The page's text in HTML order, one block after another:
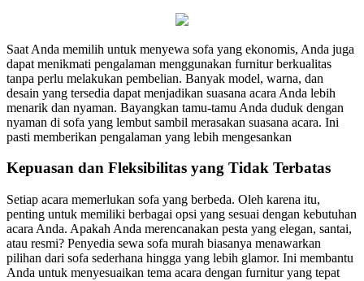
Saat Anda memilih untuk menyewa sofa yang ekonomis, Anda juga
dapat menikmati pengalaman menggunakan furnitur berkualitas
tanpa perlu melakukan pembelian. Banyak model, warna, dan
desain yang tersedia dapat menjadikan suasana acara Anda lebih
menarik dan nyaman. Bayangkan tamu-tamu Anda duduk dengan
nyaman di sofa yang lembut sambil merasakan suasana acara. Ini
pasti memberikan pengalaman yang lebih mengesankan
Kepuasan dan Fleksibilitas yang Tidak Terbatas
Setiap acara memerlukan sofa yang berbeda. Oleh karena itu,
penting untuk memiliki berbagai opsi yang sesuai dengan kebutuhan
acara Anda. Apakah Anda merencanakan pesta yang elegan, santai,
atau resmi? Penyedia sewa sofa murah biasanya menawarkan
pilihan dari sofa sederhana hingga yang lebih glamor. Ini membantu
Anda untuk menyesuaikan tema acara dengan furnitur yang tepat